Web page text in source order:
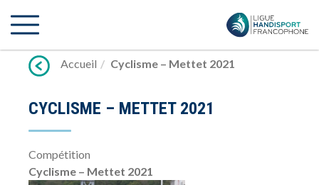
vers
Accueil
Cyclisme – Mettet 2021
CYCLISME – METTET 2021
Compétition
Cyclisme – Mettet 2021